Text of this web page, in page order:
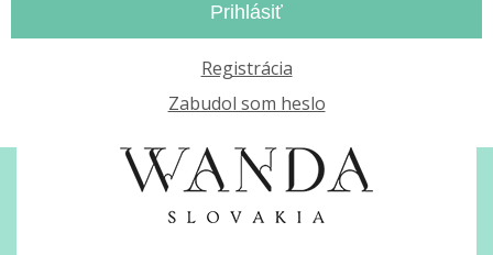
Prihlásiť
Registrácia
Zabudol som heslo